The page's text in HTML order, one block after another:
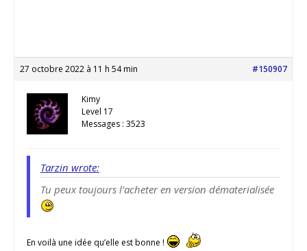
27 octobre 2022 à 11 h 54 min #150907
Kimy
Level 17
Messages : 3523
Tarzin wrote:
Tu peux toujours l’acheter en version dématerialisée
En voilà une idée qu’elle est bonne !